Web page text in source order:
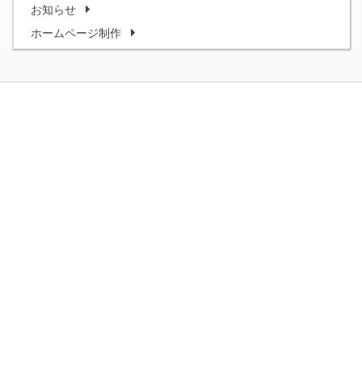
お知らせ
ホームページ制作